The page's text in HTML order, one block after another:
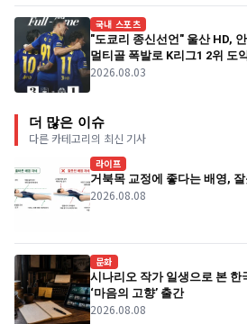
국내 스포츠
"도쿄리 종신선언" 울산 HD,
멀티골 폭발로 K리그1 2위 도
2026.08.03
더 많은 이슈
다른 카테고리의 최신 기사
라이프
거북목 교정에 좋다는 배영,
2026.08.08
문화
시나리오 작가 일생으로 본 한
‘마음의 고향’ 출간
2026.08.08